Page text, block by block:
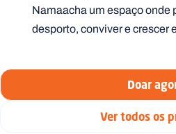
Namaacha um espaço onde
desporto, conviver e crescer
Doar
Ver todos os